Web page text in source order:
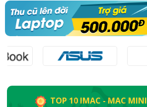
TOP 10 IMAC - MAC MINI